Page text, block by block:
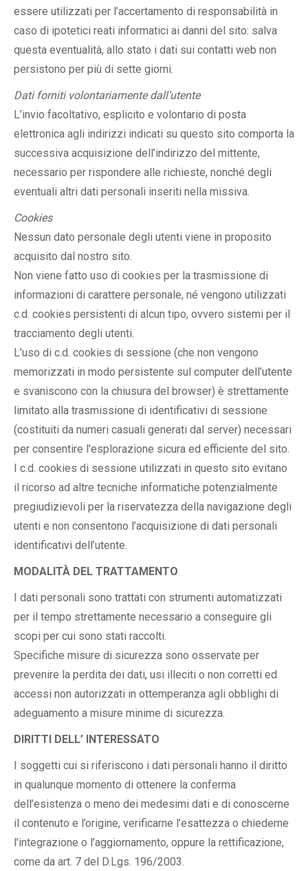
essere utilizzati per l’accertamento di responsabilità in
caso di ipotetici reati informatici ai danni del sito: salva
questa eventualità, allo stato i dati sui contatti web non
persistono per più di sette giorni.
Dati forniti volontariamente dall’utente
L’invio facoltativo, esplicito e volontario di posta
elettronica agli indirizzi indicati su questo sito comporta la
successiva acquisizione dell’indirizzo del mittente,
necessario per rispondere alle richieste, nonché degli
eventuali altri dati personali inseriti nella missiva.
Cookies
Nessun dato personale degli utenti viene in proposito
acquisito dal nostro sito.
Non viene fatto uso di cookies per la trasmissione di
informazioni di carattere personale, né vengono utilizzati
c.d. cookies persistenti di alcun tipo, ovvero sistemi per il
tracciamento degli utenti.
L’uso di c.d. cookies di sessione (che non vengono
memorizzati in modo persistente sul computer dell’utente
e svaniscono con la chiusura del browser) è strettamente
limitato alla trasmissione di identificativi di sessione
(costituiti da numeri casuali generati dal server) necessari
per consentire l’esplorazione sicura ed efficiente del sito.
I c.d. cookies di sessione utilizzati in questo sito evitano
il ricorso ad altre tecniche informatiche potenzialmente
pregiudizievoli per la riservatezza della navigazione degli
utenti e non consentono l’acquisizione di dati personali
identificativi dell’utente.
MODALITÀ DEL TRATTAMENTO
I dati personali sono trattati con strumenti automatizzati
per il tempo strettamente necessario a conseguire gli
scopi per cui sono stati raccolti.
Specifiche misure di sicurezza sono osservate per
prevenire la perdita dei dati, usi illeciti o non corretti ed
accessi non autorizzati in ottemperanza agli obblighi di
adeguamento a misure minime di sicurezza.
DIRITTI DELL’ INTERESSATO
I soggetti cui si riferiscono i dati personali hanno il diritto
in qualunque momento di ottenere la conferma
dell’esistenza o meno dei medesimi dati e di conoscerne
il contenuto e l’origine, verificarne l’esattezza o chiederne
l’integrazione o l’aggiornamento, oppure la rettificazione,
come da art. 7 del D.Lgs. 196/2003.